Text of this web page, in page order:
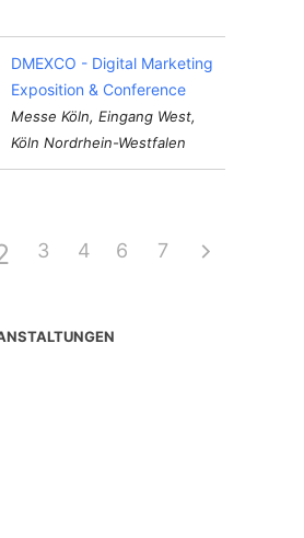
DMEXCO - Digital Marketing
Exposition & Conference
Messe Köln, Eingang West,
Köln Nordrhein-Westfalen
3 4 5
6 7